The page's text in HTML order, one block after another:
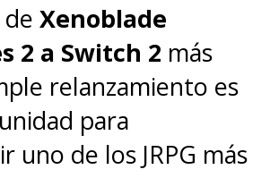
expansión, ya
que esperaban ver
en este
cabe señalar que
directa entre
deXenoblade
2 a Switch 2 más
relanzamiento es
para
uno de los JRPG más